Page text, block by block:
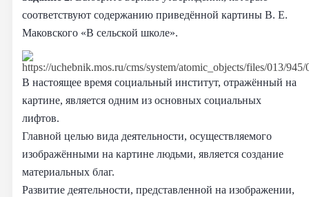
соответствуют содержанию приведённой картины В. Е.
Маковского «В сельской школе».
В настоящее время социальный институт, отражённый на
картине, является одним из основных социальных
лифтов.
Главной целью вида деятельности, осуществляемого
изображёнными на картине людьми, является создание
материальных благ.
Развитие деятельности, представленной на изображении,